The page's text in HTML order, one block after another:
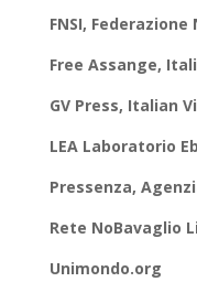
FNSI,
Free Assange,
GV Press, Italian
LEA Laboratorio
Pressenza,
Rete NoBavaglio
Unimondo.org